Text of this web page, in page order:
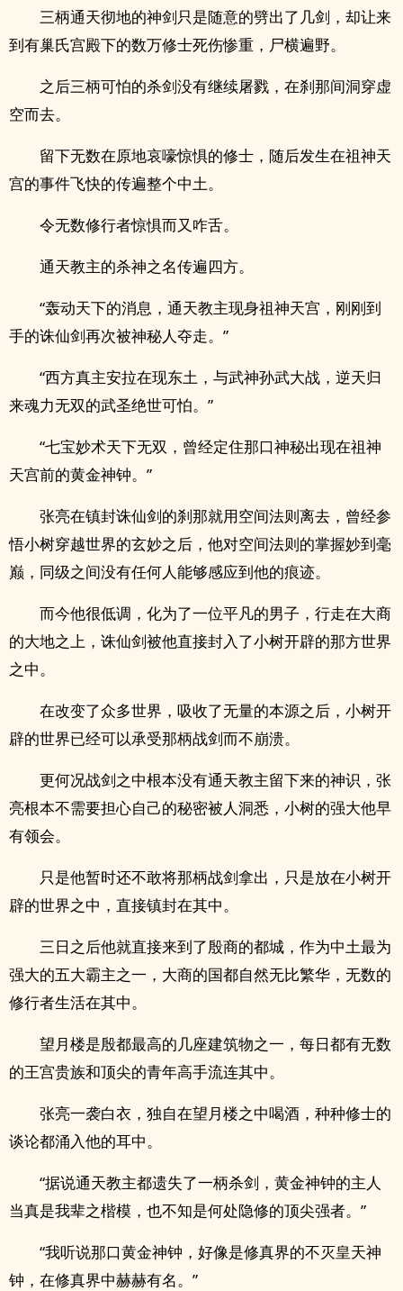
三柄通天彻地的神剑只是随意的劈出了几剑，却让来
到有巢氏宫殿下的数万修士死伤惨重，尸横遍野。
之后三柄可怕的杀剑没有继续屠戮，在刹那间洞穿虚
空而去。
留下无数在原地哀嚎惊惧的修士，随后发生在祖神天
宫的事件飞快的传遍整个中土。
令无数修行者惊惧而又咋舌。
通天教主的杀神之名传遍四方。
“轰动天下的消息，通天教主现身祖神天宫，刚刚到
手的诛仙剑再次被神秘人夺走。”
“西方真主安拉在现东土，与武神孙武大战，逆天归
来魂力无双的武圣绝世可怕。”
“七宝妙术天下无双，曾经定住那口神秘出现在祖神
天宫前的黄金神钟。”
张亮在镇封诛仙剑的刹那就用空间法则离去，曾经参
悟小树穿越世界的玄妙之后，他对空间法则的掌握妙到毫
巅，同级之间没有任何人能够感应到他的痕迹。
而今他很低调，化为了一位平凡的男子，行走在大商
的大地之上，诛仙剑被他直接封入了小树开辟的那方世界
之中。
在改变了众多世界，吸收了无量的本源之后，小树开
辟的世界已经可以承受那柄战剑而不崩溃。
更何况战剑之中根本没有通天教主留下来的神识，张
亮根本不需要担心自己的秘密被人洞悉，小树的强大他早
有领会。
只是他暂时还不敢将那柄战剑拿出，只是放在小树开
辟的世界之中，直接镇封在其中。
三日之后他就直接来到了殷商的都城，作为中土最为
强大的五大霸主之一，大商的国都自然无比繁华，无数的
修行者生活在其中。
望月楼是殷都最高的几座建筑物之一，每日都有无数
的王宫贵族和顶尖的青年高手流连其中。
张亮一袭白衣，独自在望月楼之中喝酒，种种修士的
谈论都涌入他的耳中。
“据说通天教主都遗失了一柄杀剑，黄金神钟的主人
当真是我辈之楷模，也不知是何处隐修的顶尖强者。”
“我听说那口黄金神钟，好像是修真界的不灭皇天神
钟，在修真界中赫赫有名。”